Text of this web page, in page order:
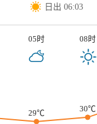
日出 06:03
05时 08时
29℃ 30℃